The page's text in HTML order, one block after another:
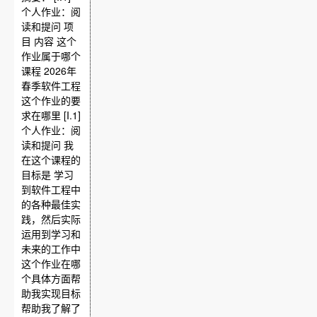
个人作业：阅
读和提问 项
目 内容 这个
作业属于哪个
课程 2026年
春季软件工程
这个作业的要
求在哪里 [I.1]
个人作业：阅
读和提问 我
在这个课程的
目标是 学习
到软件工程中
的各种最佳实
践，然后实际
运用到学习和
未来的工作中
这个作业在哪
个具体方面帮
助我实现目标
帮助我了解了